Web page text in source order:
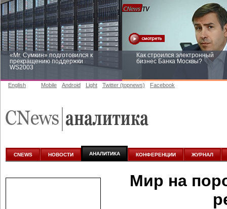
«Mr. Сумкин» подготовился к
прекращению поддержки
WS2003
Как строился электронный
бизнес Банка Москвы?
аналитике
English Mobile Android Light Twitter (topnews) Facebook
CNEWS НОВОСТИ АНАЛИТИКА КОНФЕРЕНЦИИ ЖУРНАЛ
Мир на